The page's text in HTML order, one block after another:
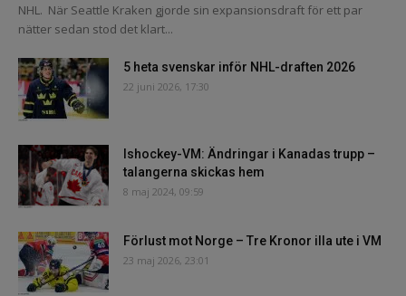
NHL. När Seattle Kraken gjorde sin expansionsdraft för ett par
nätter sedan stod det klart...
5 heta svenskar inför NHL-draften 2026
22 juni 2026, 17:30
Ishockey-VM: Ändringar i Kanadas trupp –
talangerna skickas hem
8 maj 2024, 09:59
Förlust mot Norge – Tre Kronor illa ute i VM
23 maj 2026, 23:01